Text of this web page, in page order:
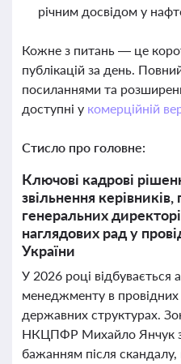
річним досвідом у
Кожне з питань — це
публікацій за день.
посиланнями та
доступні у комерційній
Стисло про головне:
Ключові кадрові
звільнення
генеральних
наглядових рад у
України
У 2026 році відбувається
менеджменту в провідних
державних структурах.
НКЦПФР Михайло Янчук
бажанням після скандалу,